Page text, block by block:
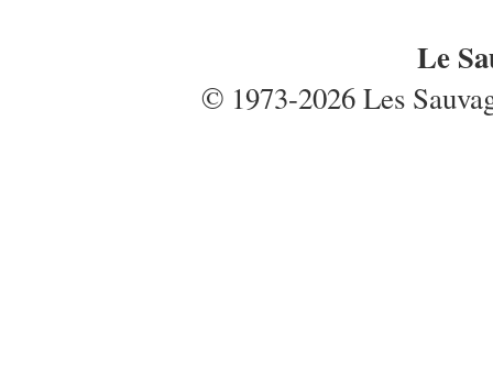
Le
© 1973-2026 Les